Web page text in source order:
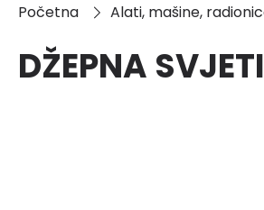
Početna Alati, mašine,
DŽEPNA